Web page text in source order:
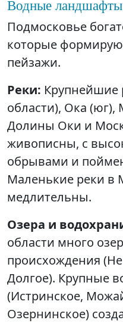
Водные ландшафты
Подмосковье
которые
пейзажи.
Реки: Крупнейшие
области), Ока (юг),
Долины Оки и
живописны, с
обрывами и
Маленькие реки в
медлительны.
Озера и
области много
происхождения
Долгое). Крупные
(Истринское,
Озернинское)